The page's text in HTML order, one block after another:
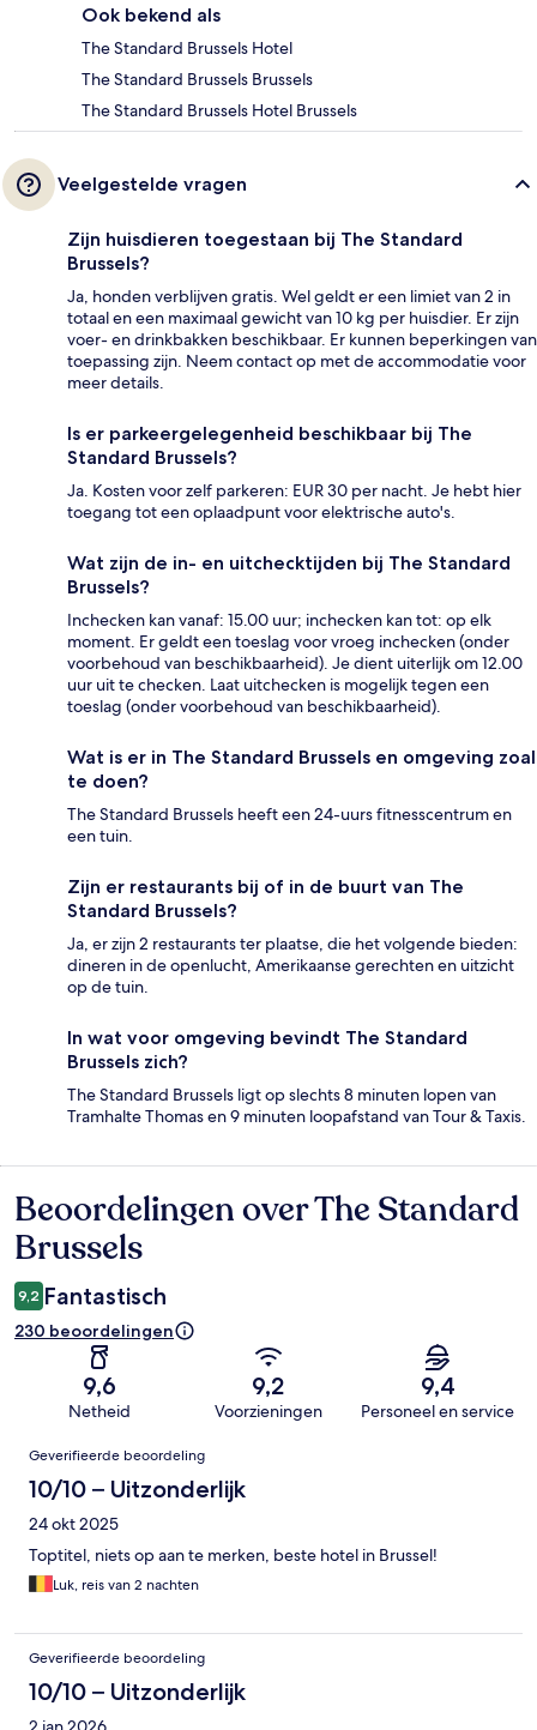
Ook bekend als
The Standard Brussels Hotel
The Standard Brussels Brussels
The Standard Brussels Hotel Brussels
Veelgestelde vragen
Zijn huisdieren toegestaan bij The Standard
Brussels?
Ja, honden verblijven gratis. Wel geldt er een limiet van 2 in
totaal en een maximaal gewicht van 10 kg per huisdier. Er zijn
voer- en drinkbakken beschikbaar. Er kunnen beperkingen van
toepassing zijn. Neem contact op met de accommodatie voor
meer details.
Is er parkeergelegenheid beschikbaar bij The
Standard Brussels?
Ja. Kosten voor zelf parkeren: EUR 30 per nacht. Je hebt hier
toegang tot een oplaadpunt voor elektrische auto's.
Wat zijn de in- en uitchecktijden bij The Standard
Brussels?
Inchecken kan vanaf: 15.00 uur; inchecken kan tot: op elk
moment. Er geldt een toeslag voor vroeg inchecken (onder
voorbehoud van beschikbaarheid). Je dient uiterlijk om 12.00
uur uit te checken. Laat uitchecken is mogelijk tegen een
toeslag (onder voorbehoud van beschikbaarheid).
Wat is er in The Standard Brussels en omgeving zoal
te doen?
The Standard Brussels heeft een 24-uurs fitnesscentrum en
een tuin.
Zijn er restaurants bij of in de buurt van The
Standard Brussels?
Ja, er zijn 2 restaurants ter plaatse, die het volgende bieden:
dineren in de openlucht, Amerikaanse gerechten en uitzicht
op de tuin.
In wat voor omgeving bevindt The Standard
Brussels zich?
The Standard Brussels ligt op slechts 8 minuten lopen van
Tramhalte Thomas en 9 minuten loopafstand van Tour & Taxis.
Beoordelingen
Beoordelingen over The Standard
Brussels
9,2 Fantastisch
230 beoordelingen
9,6
Netheid
9,2
Voorzieningen
9,4
Personeel en service
Beoordelingen
Geverifieerde beoordeling
10/10 – Uitzonderlijk
24 okt 2025
Toptitel, niets op aan te merken, beste hotel in Brussel!
Luk, reis van 2 nachten
Geverifieerde beoordeling
10/10 – Uitzonderlijk